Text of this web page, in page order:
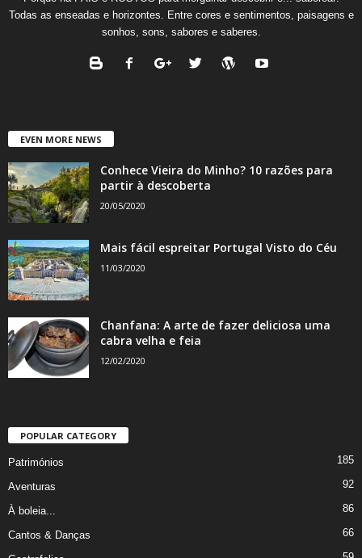
Todas as enseadas e horizontes. Entre cores e sentimentos, paisagens e
sonhos, sons, sabores e saberes.
EVEN MORE NEWS
Conhece Vieira do Minho? 10 razões para
partir à descoberta
20/05/2020
Mais fácil espreitar Portugal Visto do Céu
11/03/2020
Chanfana: A arte de fazer deliciosa uma
cabra velha e feia
12/02/2020
POPULAR CATEGORY
Patrimónios 185
Aventuras 92
À boleia... 86
Cantos & Danças 66